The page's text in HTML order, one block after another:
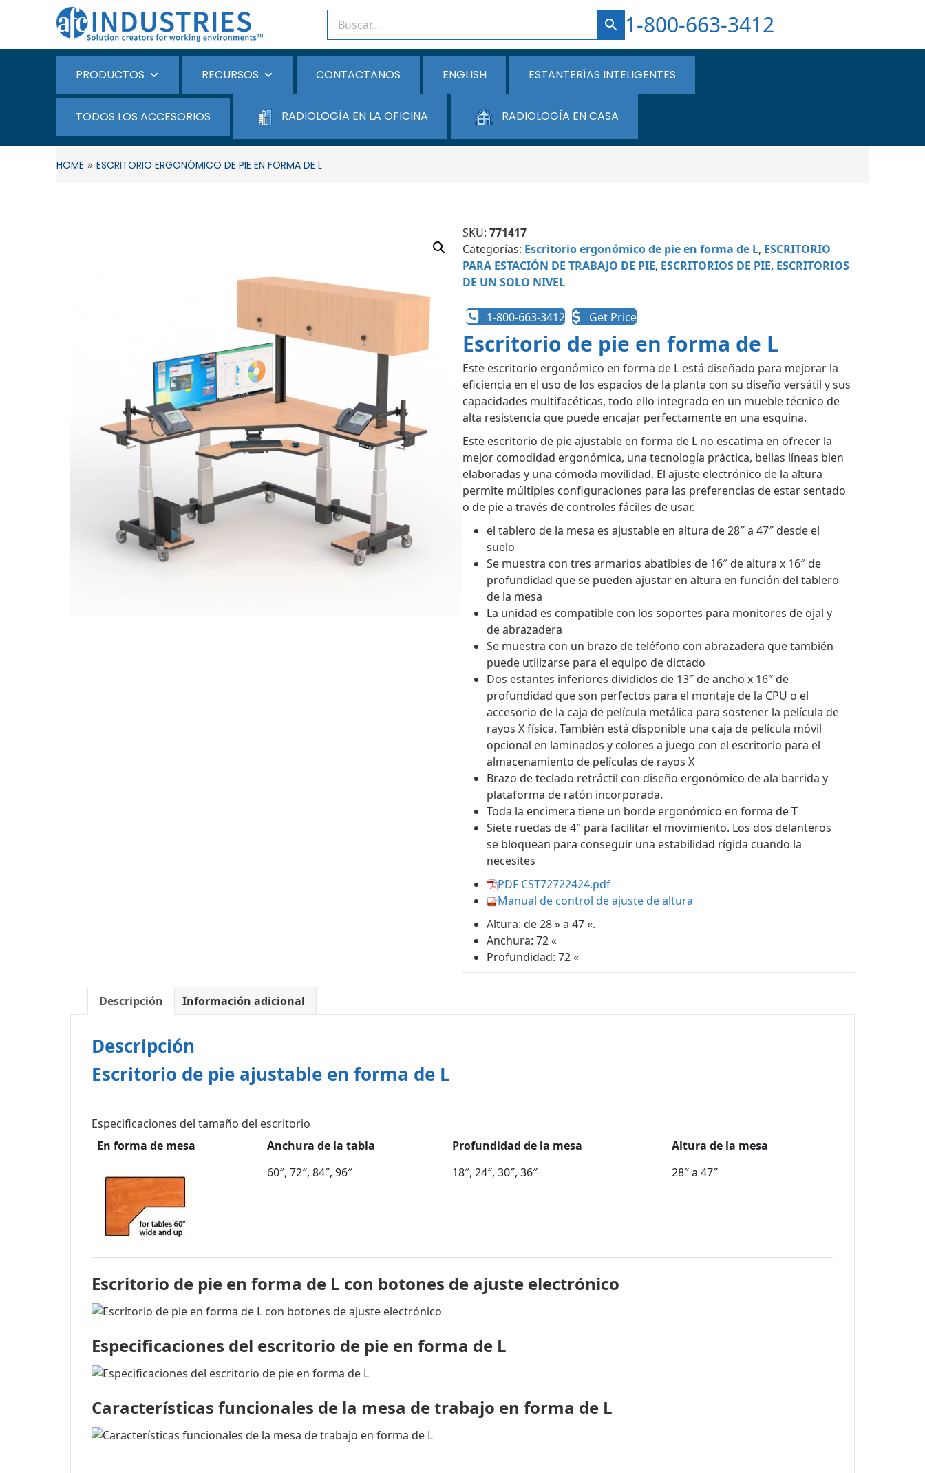
1-800-663-3412
PRODUCTOS RECURSOS CONTACTANOS ENGLISH ESTANTERÍAS INTELIGENTES
TODOS LOS ACCESORIOS RADIOLOGÍA EN LA OFICINA RADIOLOGÍA EN CASA
HOME » ESCRITORIO ERGONÓMICO DE PIE EN FORMA DE L
SKU: 771417
Categorías: Escritorio ergonómico de pie en forma de L, ESCRITORIO
PARA ESTACIÓN DE TRABAJO DE PIE, ESCRITORIOS DE PIE, ESCRITORIOS
DE UN SOLO NIVEL
1-800-663-3412 Get Price
Escritorio de pie en forma de L
Este escritorio ergonómico en forma de L está diseñado para mejorar la
eficiencia en el uso de los espacios de la planta con su diseño versátil y sus
capacidades multifacéticas, todo ello integrado en un mueble técnico de
alta resistencia que puede encajar perfectamente en una esquina.
Este escritorio de pie ajustable en forma de L no escatima en ofrecer la
mejor comodidad ergonómica, una tecnología práctica, bellas líneas bien
elaboradas y una cómoda movilidad. El ajuste electrónico de la altura
permite múltiples configuraciones para las preferencias de estar sentado
o de pie a través de controles fáciles de usar.
el tablero de la mesa es ajustable en altura de 28″ a 47″ desde el
suelo
Se muestra con tres armarios abatibles de 16″ de altura x 16″ de
profundidad que se pueden ajustar en altura en función del tablero
de la mesa
La unidad es compatible con los soportes para monitores de ojal y
de abrazadera
Se muestra con un brazo de teléfono con abrazadera que también
puede utilizarse para el equipo de dictado
Dos estantes inferiores divididos de 13″ de ancho x 16″ de
profundidad que son perfectos para el montaje de la CPU o el
accesorio de la caja de película metálica para sostener la película de
rayos X física. También está disponible una caja de película móvil
opcional en laminados y colores a juego con el escritorio para el
almacenamiento de películas de rayos X
Brazo de teclado retráctil con diseño ergonómico de ala barrida y
plataforma de ratón incorporada.
Toda la encimera tiene un borde ergonómico en forma de T
Siete ruedas de 4″ para facilitar el movimiento. Los dos delanteros
se bloquean para conseguir una estabilidad rígida cuando la
necesites
PDF CST72722424.pdf
Manual de control de ajuste de altura
Altura: de 28 » a 47 «.
Anchura: 72 «
Profundidad: 72 «
Descripción Información adicional
Descripción
Escritorio de pie ajustable en forma de L
Especificaciones del tamaño del escritorio
En forma de mesa
Anchura de la tabla Profundidad de la mesa
Altura de la mesa
60″, 72″, 84″, 96″
18″, 24″, 30″, 36″ 28″ a 47″
Escritorio de pie en forma de L con botones de ajuste electrónico
Especificaciones del escritorio de pie en forma de L
Características funcionales de la mesa de trabajo en forma de L